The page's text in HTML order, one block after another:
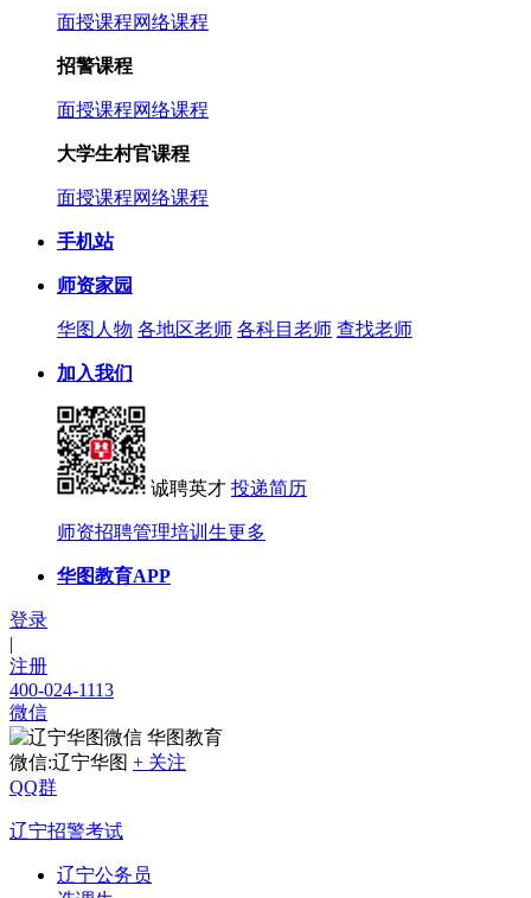
面授课程网络课程
招警课程
面授课程网络课程
大学生村官课程
面授课程网络课程
手机站
师资家园
华图人物 各地区老师 各科目老师 查找老师
加入我们
诚聘英才 投递简历
师资招聘管理培训生更多
华图教育APP
登录
|
注册
400-024-1113
微信
华图教育
微信:辽宁华图 + 关注
QQ群
辽宁招警考试
辽宁公务员